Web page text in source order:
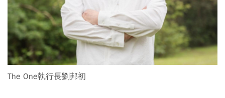
The One執行長劉邦初